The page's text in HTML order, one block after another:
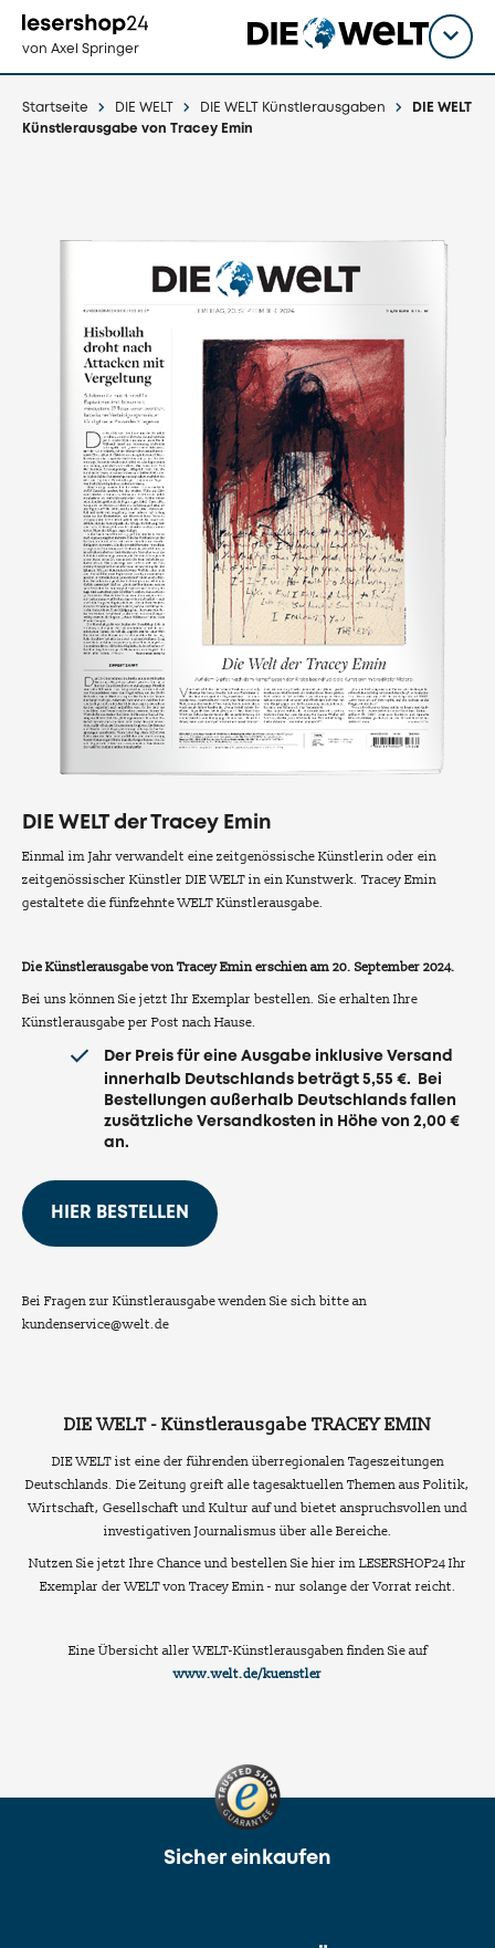
zum
Inhalt
von Axel Springer
Titel
Startseite DIE WELT DIE WELT Künstlerausgaben
DIE WELT
Künstlerausgabe von Tracey Emin
DIE WELT der Tracey Emin
Einmal im Jahr verwandelt eine zeitgenössische Künstlerin oder ein
zeitgenössischer Künstler DIE WELT in ein Kunstwerk. Tracey Emin
gestaltete die fünfzehnte WELT Künstlerausgabe.
Die Künstlerausgabe von Tracey Emin erschien am 20. September 2024.
Bei uns können Sie jetzt Ihr Exemplar bestellen. Sie erhalten Ihre
Künstlerausgabe per Post nach Hause.
Der Preis für eine Ausgabe inklusive Versand
innerhalb Deutschlands beträgt 5,55 €. Bei
Bestellungen außerhalb Deutschlands fallen
zusätzliche Versandkosten in Höhe von 2,00 €
an.
HIER BESTELLEN
Bei Fragen zur Künstlerausgabe wenden Sie sich bitte an
kundenservice@welt.de
DIE WELT - Künstlerausgabe TRACEY EMIN
DIE WELT ist eine der führenden überregionalen Tageszeitungen
Deutschlands. Die Zeitung greift alle tagesaktuellen Themen aus Politik,
Wirtschaft, Gesellschaft und Kultur auf und bietet anspruchsvollen und
investigativen Journalismus über alle Bereiche.
Nutzen Sie jetzt Ihre Chance und bestellen Sie hier im LESERSHOP24 Ihr
Exemplar der WELT von Tracey Emin - nur solange der Vorrat reicht.
Eine Übersicht aller WELT-Künstlerausgaben finden Sie auf
www.welt.de/kuenstler
Sicher einkaufen